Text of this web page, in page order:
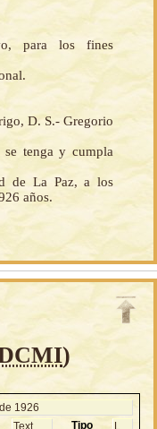
para los fines
D. S.- Gregorio
tenga y cumpla
de La Paz, a los
años.
)
1926
Text Tipo
L